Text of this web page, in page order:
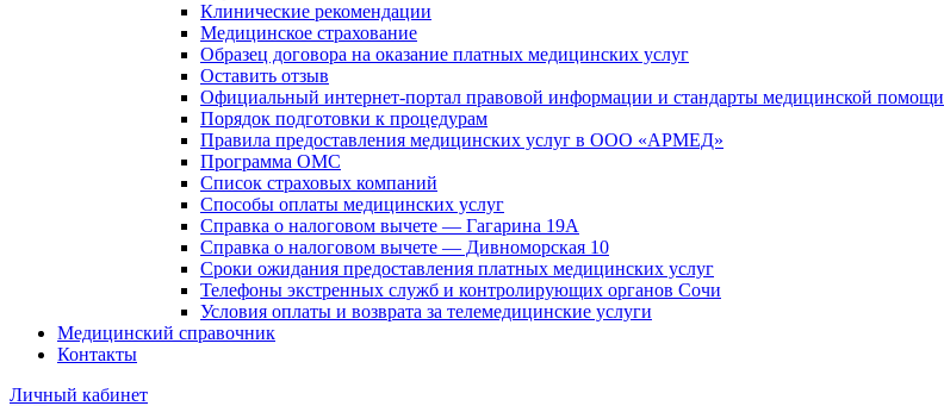
Клинические рекомендации
Медицинское страхование
Образец договора на оказание платных медицинских услуг
Оставить отзыв
Официальный интернет-портал правовой информации и стандарты медицинской помощи
Порядок подготовки к процедурам
Правила предоставления медицинских услуг в ООО «АРМЕД»
Программа ОМС
Список страховых компаний
Способы оплаты медицинских услуг
Справка о налоговом вычете — Гагарина 19А
Справка о налоговом вычете — Дивноморская 10
Сроки ожидания предоставления платных медицинских услуг
Телефоны экстренных служб и контролирующих органов Сочи
Условия оплаты и возврата за телемедицинские услуги
Медицинский справочник
Контакты
Личный кабинет